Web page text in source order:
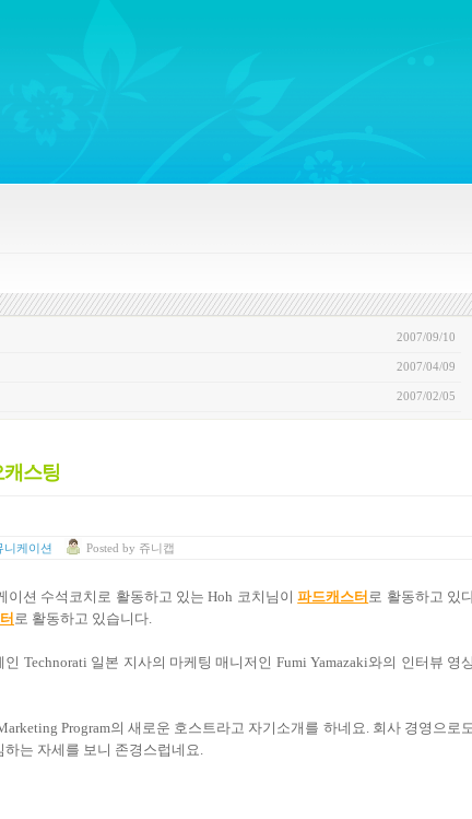
2007/09/10
2007/04/09
2007/02/05
스팅
니케이션 Posted by 쥬니캡
이션 수석코치로 활동하고 있는 Hoh 코치님이파드캐스터 로 활동하고 있
로 활동하고 있습니다.
Technorati 일본 지사의 마케팅 매니저인 Fumi Yamazaki와의 인터뷰 영
Program의 새로운 호스트라고 자기소개를 하네요. 회사 경영으로
는 자세를 보니 존경스럽네요.